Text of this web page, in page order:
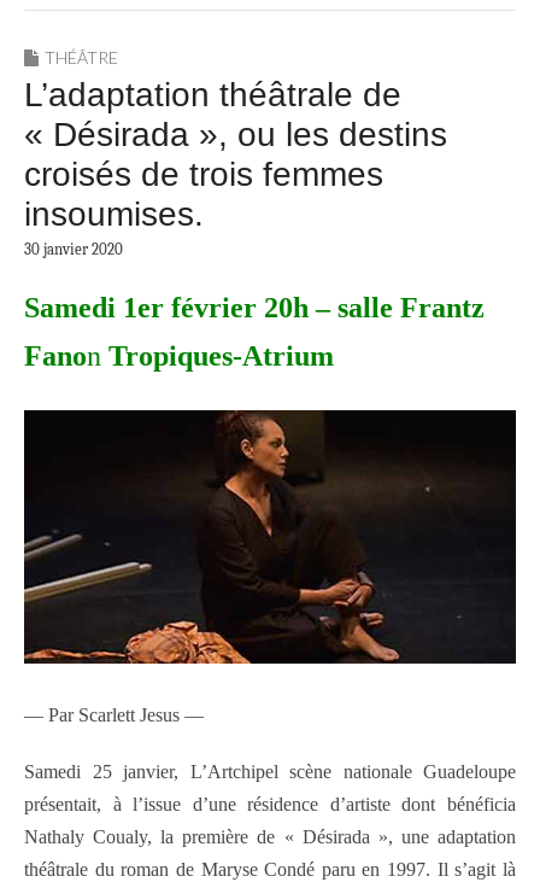
THÉÂTRE
L’adaptation théâtrale de
« Désirada », ou les destins
croisés de trois femmes
insoumises.
30 janvier 2020
Samedi 1er février 20h – salle Frantz
Fanon Tropiques-Atrium
— Par Scarlett Jesus —
Samedi 25 janvier, L’Artchipel scène nationale Guadeloupe
présentait, à l’issue d’une résidence d’artiste dont bénéficia
Nathaly Coualy, la première de « Désirada », une adaptation
théâtrale du roman de Maryse Condé paru en 1997. Il s’agit là